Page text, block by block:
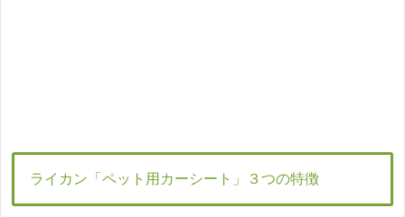
ライカン「ペット用カーシート」３つの特徴